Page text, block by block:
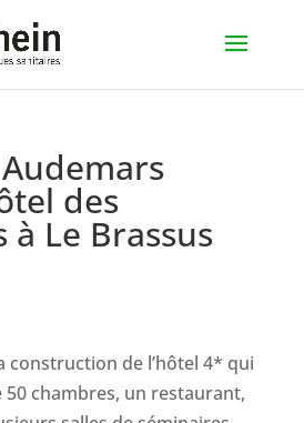
des
à Le Brassus
construction de l’hôtel 4* qui
chambres, un restaurant,